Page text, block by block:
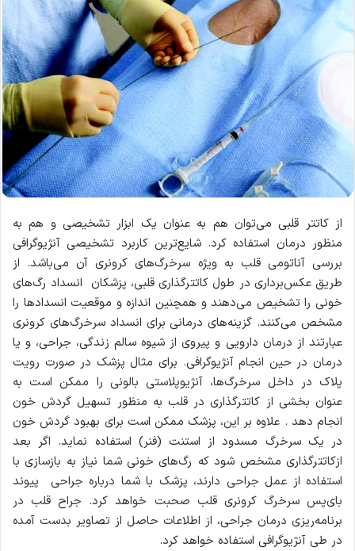
از کاتتر قلبی می‌توان هم به عنوان یک ابزار تشخیصی و هم به
منظور درمان استفاده کرد. شایع‌ترین کاربرد تشخیصی آنژیوگرافی
بررسی آناتومی قلب به ویژه سرخرگ‌های کرونری آن می‌باشد. از
طریق عکس‌برداری در طول کاتترگذاری قلبی، پزشکان انسداد رگ‌های
خونی را تشخیص می‌دهند و همچنین اندازه و موقعیت انسدادها را
مشخص می‌کنند. گزینه‌‌های درمانی برای انسداد سرخرگ‌های کرونری
عبارتند از درمان دارویی و پیروی از شیوه سالم زندگی، جراحی، و یا
درمان در حین انجام آنژیوگرافی. برای مثال پزشک در صورت رویت
پلاک در داخل سرخرگ‌ها، آنژیوپلاستی بالونی را ممکن است به
عنوان بخشی از کاتترگذاری در قلب به منظور تسهیل گردش خون
انجام دهد . علاوه بر این، پزشک ممکن است برای بهبود گردش خون
در یک سرخرگ مسدود از استنت (فنر) استفاده نماید. اگر بعد
ازکاتترگذاری مشخص شود که رگ‌های خونی شما نیاز به بازسازی با
استفاده از عمل جراحی دارند، پزشک با شما درباره جراحی پیوند
بای‌پس سرخرگ کرونری قلب صحبت خواهد کرد. جراح قلب در
برنامه‌ریزی درمان جراحی، از اطلاعات حاصل از تصاویر بدست آمده
در طی آنژیوگرافی استفاده خواهد کرد.